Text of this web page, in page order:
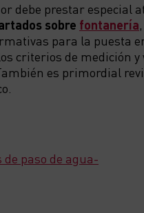
debe prestar especial
sobre fontanería
para la puesta
criterios de medición
es primordial
paso de agua-